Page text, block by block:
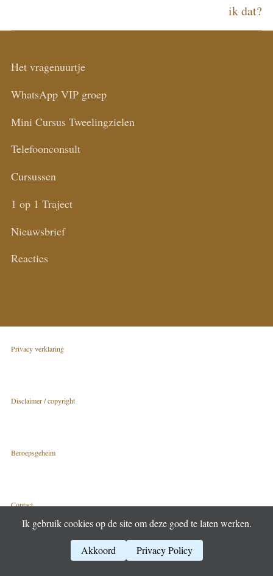
ik dat?
Het vragenuurtje
WhatsApp VIP groep
Mini Cursus Tweelingzielen
Telefoonconsult
Cursussen
1 op 1 Traject
Nieuwsbrief
Reacties
Privacy verklaring
Disclaimer / copyright
Beroepsgeheim
Contact
(c) 2006 – 2026 | Claasjan
Ik gebruik cookies op de site om deze goed te laten werken.
Akkoord Privacy Policy